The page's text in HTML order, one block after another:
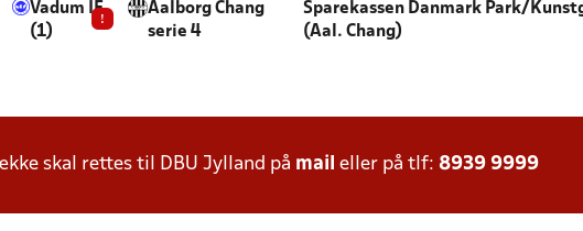
Vadum IF
(1)
!
Aalborg Chang
serie 4
Sparekassen Danmark Park/
(Aal. Chang)
skal rettes til DBU Jylland på mail eller på tlf: 8939 9999